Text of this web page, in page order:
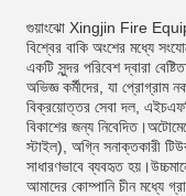
গুয়াংঝো Xingjin Fire
বিশ্বের বাকি অংশের মধ্যে
একটি সুন্দর পরিবেশ দ্বারা
অভিজ্ঞ কর্মীদের, যা প্রোগ্রাম
বিক্রয়োত্তর সেবা দল,
বিকাশের জন্য
স্টাইল), অগ্নি সনাক্তকারী
সাধারণভাবে ব্যবহৃত
আমাদের কোম্পানি চীন মধ্যে